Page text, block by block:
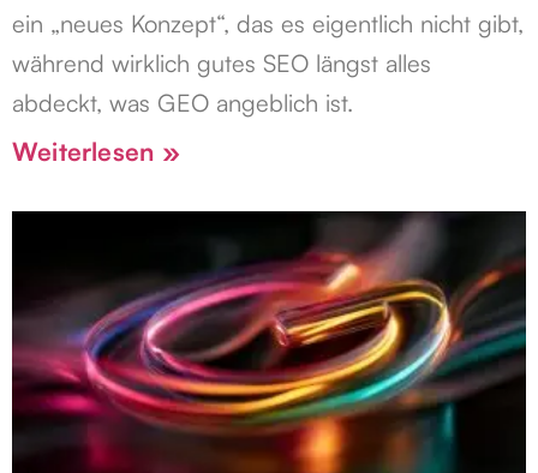
ein „neues Konzept“, das es eigentlich nicht gibt,
während wirklich gutes SEO längst alles
abdeckt, was GEO angeblich ist.
Weiterlesen »